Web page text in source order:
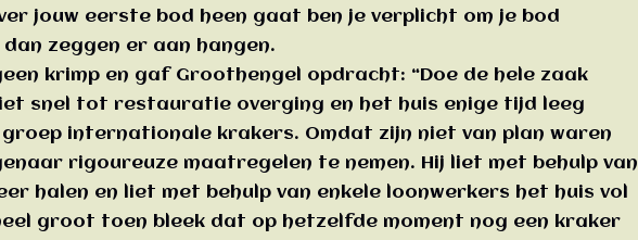
jouw eerste bod heen gaat ben je verplicht om je bod
zeggen er aan hangen.
krimp en gaf Groothengel opdracht: “Doe de hele zaak
snel tot restauratie overging en het huis enige tijd leeg
internationale krakers. Omdat zijn niet van plan waren
rigoureuze maatregelen te nemen. Hij liet met behulp van
halen en liet met behulp van enkele loonwerkers het huis vol
groot toen bleek dat op hetzelfde moment nog een kraker